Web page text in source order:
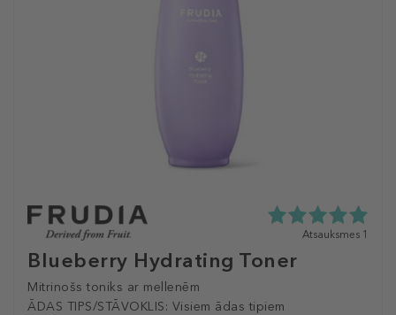
Blueberry Hydrating Toner
Mitrinošs toniks ar mellenēm
ĀDAS TIPS/STĀVOKLIS: Visiem ādas tipiem
5.0
Atsauksmes 1